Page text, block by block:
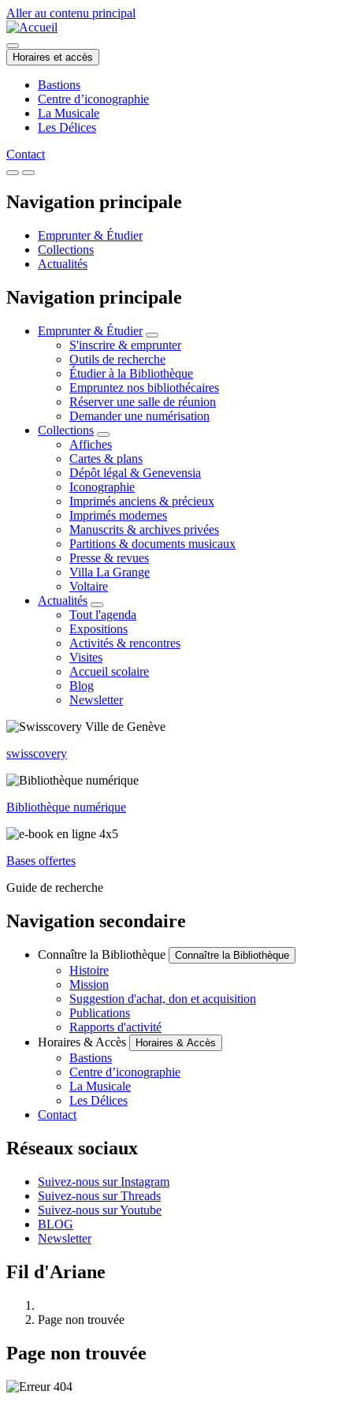
Aller au contenu principal
Horaires et accès
Bastions
Centre d’iconographie
La Musicale
Les Délices
Contact
Navigation principale
Emprunter & Étudier
Collections
Actualités
Navigation principale
Emprunter & Étudier
S'inscrire & emprunter
Outils de recherche
Étudier à la Bibliothèque
Empruntez nos bibliothécaires
Réserver une salle de réunion
Demander une numérisation
Collections
Affiches
Cartes & plans
Dépôt légal & Genevensia
Iconographie
Imprimés anciens & précieux
Imprimés modernes
Manuscrits & archives privées
Partitions & documents musicaux
Presse & revues
Villa La Grange
Voltaire
Actualités
Tout l'agenda
Expositions
Activités & rencontres
Visites
Accueil scolaire
Blog
Newsletter
swisscovery
Bibliothèque numérique
Bases offertes
Guide de recherche
Navigation secondaire
Connaître la Bibliothèque Connaître la Bibliothèque
Histoire
Mission
Suggestion d'achat, don et acquisition
Publications
Rapports d'activité
Horaires & Accès
Horaires & Accès
Bastions
Centre d’iconographie
La Musicale
Les Délices
Contact
Réseaux sociaux
Suivez-nous sur Instagram
Suivez-nous sur Threads
Suivez-nous sur Youtube
BLOG
Newsletter
Fil d'Ariane
Page non trouvée
Page non trouvée